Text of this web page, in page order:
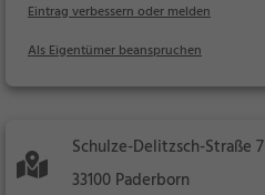
Eintrag verbessern oder melden
Als Eigentümer beanspruchen
Schulze-Delitzsch-Straße 7
33100 Paderborn